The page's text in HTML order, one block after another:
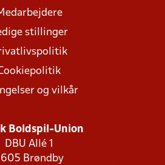
stillinger
og vilkår
Boldspil-Union
DBU Allé 1
Brøndby